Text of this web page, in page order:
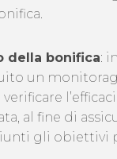
della bonifica:
un
al fine di
gli obiettivi